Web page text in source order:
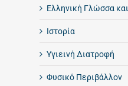
Ελληνική Γλώσσα
Ιστορία
Υγιεινή Διατροφή
Φυσικό Περιβάλλον